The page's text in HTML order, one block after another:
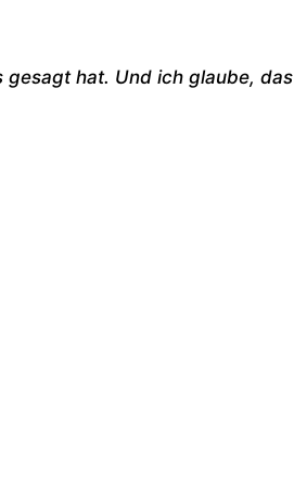
gesagt hat. Und ich glaube, das